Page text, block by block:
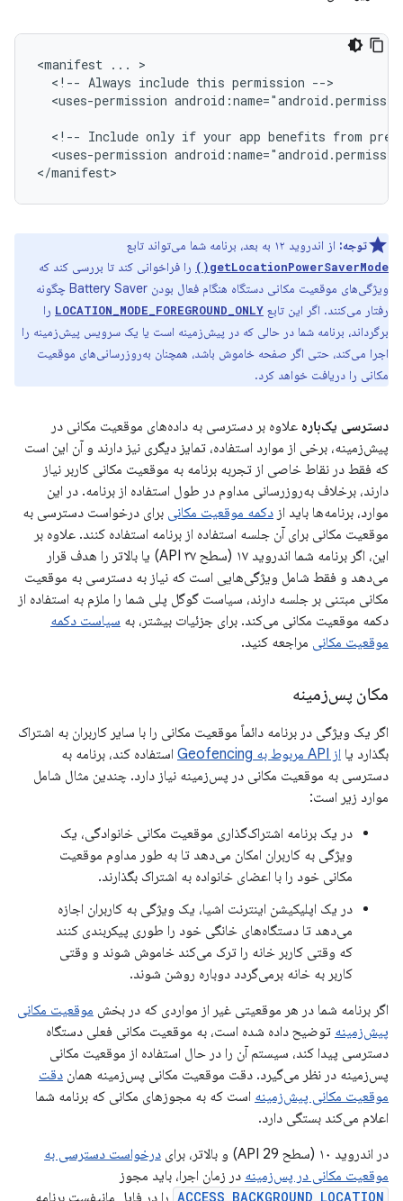
<manifest ...
<!-- Always include this permission
<uses-permission
<!-- Include only if your app benefits from
<uses-permission
توجه: از اندروید ۱۲ به بعد، برنامه شما می‌تواند تابع
getLocationPowerSaverMode()
را فراخوانی کند تا بررسی کند که
ویژگی‌های موقعیت مکانی دستگاه هنگام فعال بودن Battery Saver چگونه
رفتار می‌کنند. اگر این تابع LOCATION_MODE_FOREGROUND_ONLY را
برگرداند، برنامه شما در حالی که در پیش‌زمینه است یا یک سرویس پیش‌زمینه را
اجرا می‌کند، حتی اگر صفحه خاموش باشد، همچنان به‌روزرسانی‌های موقعیت
مکانی را دریافت خواهد کرد.
دسترسی یک‌باره علاوه بر دسترسی به داده‌های موقعیت مکانی در
پیش‌زمینه، برخی از موارد استفاده، تمایز دیگری نیز دارند و آن این است
که فقط در نقاط خاصی از تجربه برنامه به موقعیت مکانی کاربر نیاز
دارند، برخلاف به‌روزرسانی مداوم در طول استفاده از برنامه. در این
موارد، برنامه‌ها باید از دکمه موقعیت مکانی برای درخواست دسترسی به
موقعیت مکانی برای آن جلسه استفاده از برنامه استفاده کنند. علاوه بر
این، اگر برنامه شما اندروید ۱۷ (سطح API ۳۷) یا بالاتر را هدف قرار
می‌دهد و فقط شامل ویژگی‌هایی است که نیاز به دسترسی به موقعیت
مکانی مبتنی بر جلسه دارند، سیاست گوگل پلی شما را ملزم به استفاده از
دکمه موقعیت مکانی می‌کند. برای جزئیات بیشتر، به سیاست دکمه
موقعیت مکانی مراجعه کنید.
مکان پس‌زمینه
اگر یک ویژگی در برنامه دائماً موقعیت مکانی را با سایر کاربران به اشتراک
بگذارد یا از API مربوط به Geofencing
استفاده کند، برنامه به
دسترسی به موقعیت مکانی در پس‌زمینه نیاز دارد. چندین مثال شامل
موارد زیر است:
در یک برنامه اشتراک‌گذاری موقعیت مکانی خانوادگی، یک
ویژگی به کاربران امکان می‌دهد تا به طور مداوم موقعیت
مکانی خود را با اعضای خانواده به اشتراک بگذارند.
در یک اپلیکیشن اینترنت اشیا، یک ویژگی به کاربران اجازه
می‌دهد تا دستگاه‌های خانگی خود را طوری پیکربندی کنند
که وقتی کاربر خانه را ترک می‌کند خاموش شوند و وقتی
کاربر به خانه برمی‌گردد دوباره روشن شوند.
اگر برنامه شما در هر موقعیتی غیر از مواردی که در بخش موقعیت مکانی
پیش‌زمینه توضیح داده شده است، به موقعیت مکانی فعلی دستگاه
دسترسی پیدا کند، سیستم آن را در حال استفاده از موقعیت مکانی
پس‌زمینه در نظر می‌گیرد. دقت موقعیت مکانی پس‌زمینه همان دقت
موقعیت مکانی پیش‌زمینه است که به مجوزهای مکانی که برنامه شما
اعلام می‌کند بستگی دارد.
در اندروید ۱۰ (سطح API 29) و بالاتر، برای
درخواست دسترسی به
موقعیت مکانی در پس‌زمینه در زمان اجرا، باید مجوز
ACCESS_BACKGROUND_LOCATION را در فایل مانیفست برنامه